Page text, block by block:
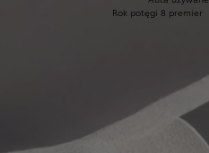
Rok potęgi 8 premier